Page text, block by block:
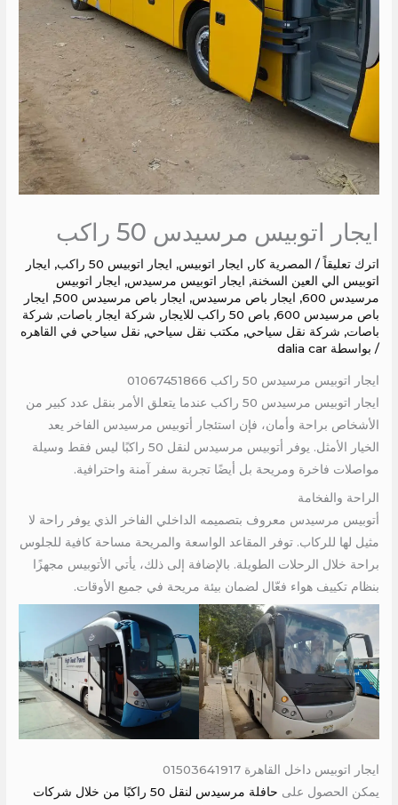
ايجار اتوبيس مرسيدس 50 راكب
اترك تعليقاً / المصرية كار, ايجار اتوبيس, ايجار اتوبيس 50 راكب , ايجار
اتوبيس الي العين السخنة, ايجار اتوبيس مرسيدس, ايجار اتوبيس
مرسيدس 600
, ايجار باص مرسيدس, ايجار باص مرسيدس 500 , ايجار
باص مرسيدس 600
, باص 50 راكب للايجار , شركة ايجار باصات, شركة
باصات, شركة نقل سياحي, مكتب نقل سياحي, نقل سياحي في القاهره
/ بواسطة dalia car
ايجار اتوبيس مرسيدس 50 راكب 01067451866
ايجار اتوبيس مرسيدس 50 راكب عندما يتعلق الأمر بنقل عدد كبير من
الأشخاص براحة وأمان، فإن استئجار أتوبيس مرسيدس الفاخر يعد
الخيار الأمثل. يوفر أتوبيس مرسيدس لنقل 50 راكبًا ليس فقط وسيلة
مواصلات فاخرة ومريحة بل أيضًا تجربة سفر آمنة واحترافية.
الراحة والفخامة
أتوبيس مرسيدس معروف بتصميمه الداخلي الفاخر الذي يوفر راحة لا
مثيل لها للركاب. توفر المقاعد الواسعة والمريحة مساحة كافية للجلوس
براحة خلال الرحلات الطويلة. بالإضافة إلى ذلك، يأتي الأتوبيس مجهزًا
بنظام تكييف هواء فعّال لضمان بيئة مريحة في جميع الأوقات.
ايجار اتوبيس داخل القاهرة 01503641917
يمكن الحصول على
حافلة مرسيدس لنقل 50 راكبًا من خلال شركات